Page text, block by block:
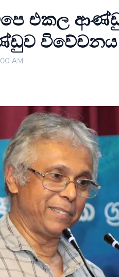
එකල
විවේචනය
AM